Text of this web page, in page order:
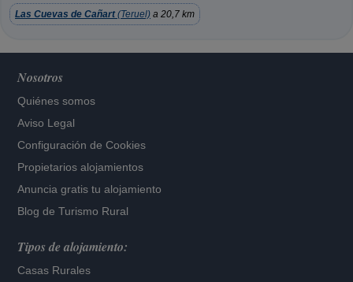
Las Cuevas de Cañart(Teruel) a 20,7 km
Nosotros
Quiénes somos
Aviso Legal
Configuración de Cookies
Propietarios alojamientos
Anuncia gratis tu alojamiento
Blog de Turismo Rural
Tipos de alojamiento:
Casas Rurales